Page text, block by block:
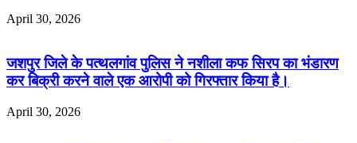
April 30, 2026
जशपुर जिले के पत्थलगांव पुलिस ने नशीला कफ सिरप का भंडारण
कर बिक्री करने वाले एक आरोपी को गिरफ्तार किया है।
April 30, 2026